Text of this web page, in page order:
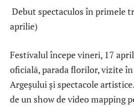
Debut spectaculos în primele
aprilie)
Festivalul începe vineri, 17
oficială, parada florilor, vizite
Argeșului și spectacole
de un show de video mapping